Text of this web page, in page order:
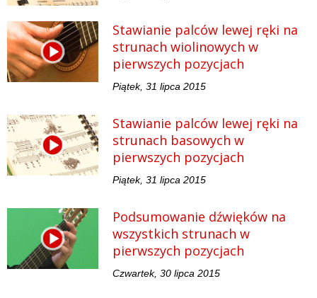
Stawianie palców lewej ręki na
strunach wiolinowych w
pierwszych pozycjach
Piątek, 31 lipca 2015
Stawianie palców lewej ręki na
strunach basowych w
pierwszych pozycjach
Piątek, 31 lipca 2015
Podsumowanie dźwięków na
wszystkich strunach w
pierwszych pozycjach
Czwartek, 30 lipca 2015